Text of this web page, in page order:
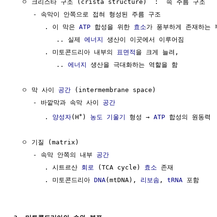
  ㅇ 크리스타 구조 (crista structure)  :  속 주름 구조
     - 속막이 안쪽으로 접혀 형성된 주름 구조
        . 이 막은
ATP 합성을 위한 효소가 풍부하게 존재하는
           .. 실제
에너지
생산이 이곳에서 이루어짐
        . 미토콘드리아 내부의
표면적 을 크게 늘려,
           ..
에너지 생산을 극대화하는 역할을 함
  ㅇ 막 사이
공간 (intermembrane space)
     - 바깥막과 속막 사이
공간
        .
양성자(H+) 농도 기울기 형성 → ATP 합성의 원동력
  ㅇ 기질 (matrix)
     - 속막 안쪽의 내부
공간
        . 시트르산
회로 (TCA cycle) 효소 존재
        . 미토콘드리아
DNA(mtDNA), 리보솜 , tRNA 포함